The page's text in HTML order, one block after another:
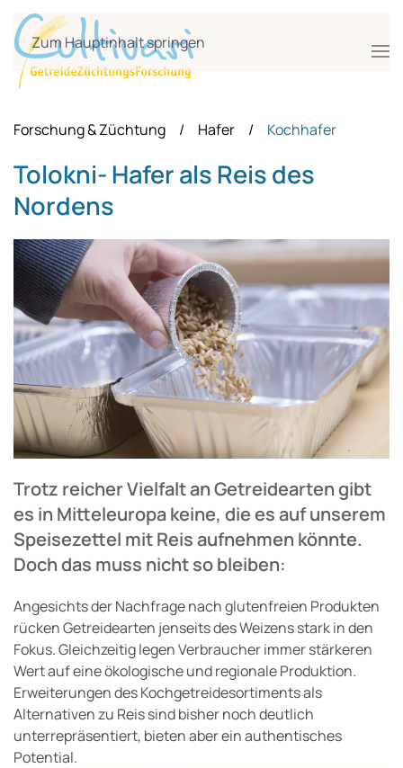
Zum Hauptinhalt springen
Forschung & Züchtung Hafer Kochhafer
Tolokni- Hafer als Reis des
Nordens
Trotz reicher Vielfalt an Getreidearten gibt
es in Mitteleuropa keine, die es auf unserem
Speisezettel mit Reis aufnehmen könnte.
Doch das muss nicht so bleiben:
Angesichts der Nachfrage nach glutenfreien Produkten
rücken Getreidearten jenseits des Weizens stark in den
Fokus. Gleichzeitig legen Verbraucher immer stärkeren
Wert auf eine ökologische und regionale Produktion.
Erweiterungen des Kochgetreidesortiments als
Alternativen zu Reis sind bisher noch deutlich
unterrepräsentiert, bieten aber ein authentisches
Potential.